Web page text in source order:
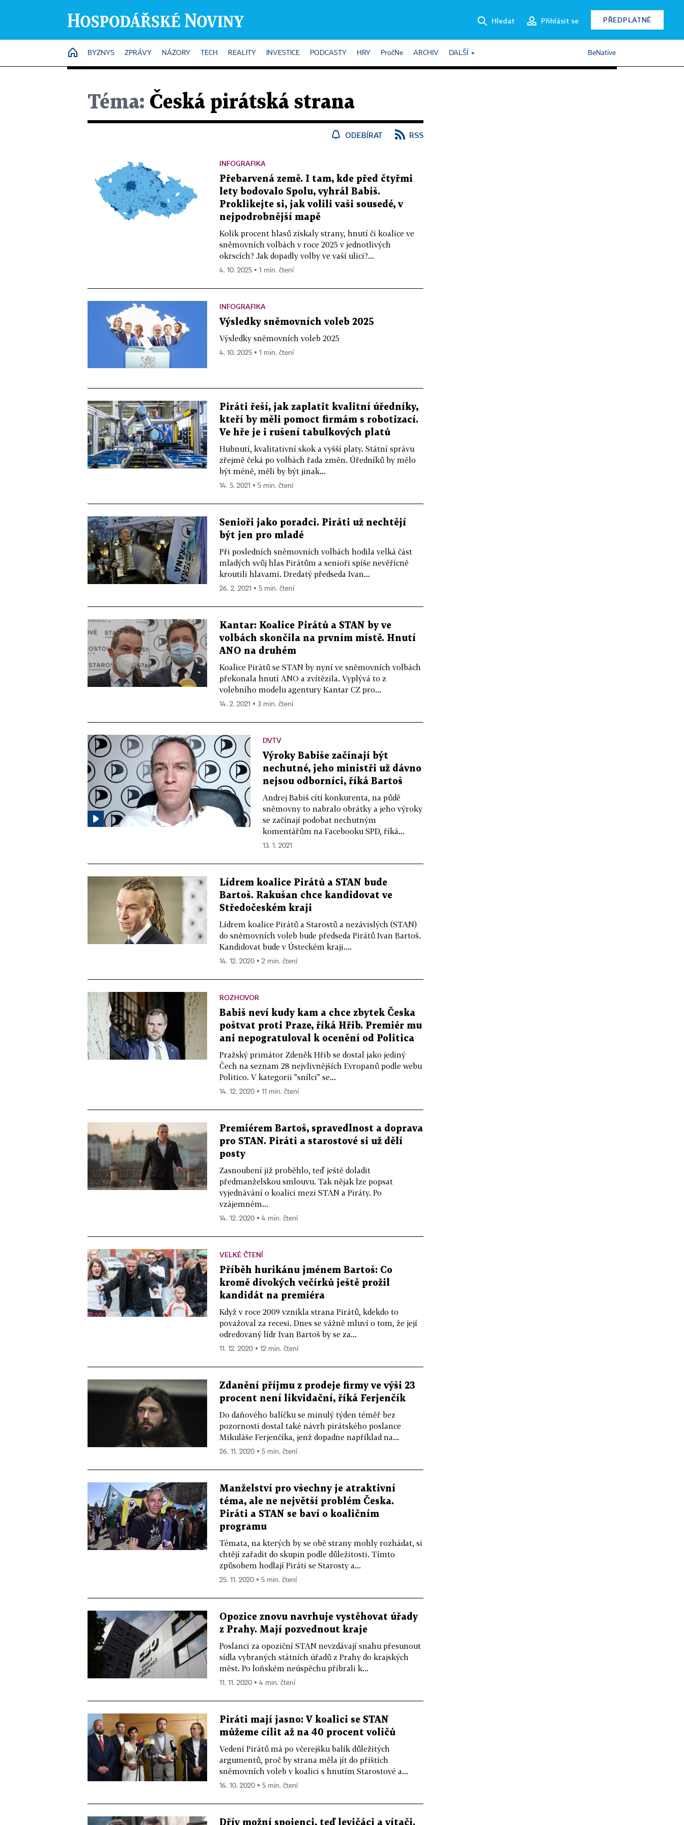
Hledat Přihlásit se PŘEDPLATNÉ
HOME
BYZNYS ZPRÁVY NÁZORY TECH REALITY INVESTICE PODCASTY HRY PročNe ARCHIV DALŠÍ BeNative
Téma: Česká pirátská strana
ODEBÍRAT RSS
INFOGRAFIKA
Přebarvená země. I tam, kde před čtyřmi
lety bodovalo Spolu, vyhrál Babiš.
Proklikejte si, jak volili vaši sousedé, v
nejpodrobnější mapě
Kolik procent hlasů získaly strany, hnutí či koalice ve
sněmovních volbách v roce 2025 v jednotlivých
okrscích? Jak dopadly volby ve vaší ulici?...
4. 10. 2025 ▪ 1 min. čtení
INFOGRAFIKA
Výsledky sněmovních voleb 2025
Výsledky sněmovních voleb 2025
4. 10. 2025 ▪ 1 min. čtení
Piráti řeší, jak zaplatit kvalitní úředníky,
kteří by měli pomoct firmám s robotizací.
Ve hře je i rušení tabulkových platů
Hubnutí, kvalitativní skok a vyšší platy. Státní správu
zřejmě čeká po volbách řada změn. Úředníků by mělo
být méně, měli by být jinak...
14. 5. 2021 ▪ 5 min. čtení
Senioři jako poradci. Piráti už nechtějí
být jen pro mladé
Při posledních sněmovních volbách hodila velká část
mladých svůj hlas Pirátům a senioři spíše nevěřícně
kroutili hlavami. Dredatý předseda Ivan...
26. 2. 2021 ▪ 5 min. čtení
Kantar: Koalice Pirátů a STAN by ve
volbách skončila na prvním místě. Hnutí
ANO na druhém
Koalice Pirátů se STAN by nyní ve sněmovních volbách
překonala hnutí ANO a zvítězila. Vyplývá to z
volebního modelu agentury Kantar CZ pro...
14. 2. 2021 ▪ 3 min. čtení
DVTV
Výroky Babiše začínají být
nechutné, jeho ministři už dávno
nejsou odborníci, říká Bartoš
Andrej Babiš cítí konkurenta, na půdě
sněmovny to nabralo obrátky a jeho výroky
se začínají podobat nechutným
komentářům na Facebooku SPD, říká...
13. 1. 2021
Lídrem koalice Pirátů a STAN bude
Bartoš. Rakušan chce kandidovat ve
Středočeském kraji
Lídrem koalice Pirátů a Starostů a nezávislých (STAN)
do sněmovních voleb bude předseda Pirátů Ivan Bartoš.
Kandidovat bude v Ústeckém kraji....
14. 12. 2020 ▪ 2 min. čtení
ROZHOVOR
Babiš neví kudy kam a chce zbytek Česka
poštvat proti Praze, říká Hřib. Premiér mu
ani nepogratuloval k ocenění od Politica
Pražský primátor Zdeněk Hřib se dostal jako jediný
Čech na seznam 28 nejvlivnějších Evropanů podle webu
Politico. V kategorii "snílci" se...
14. 12. 2020 ▪ 11 min. čtení
Premiérem Bartoš, spravedlnost a doprava
pro STAN. Piráti a starostové si už dělí
posty
Zasnoubení již proběhlo, teď ještě doladit
předmanželskou smlouvu. Tak nějak lze popsat
vyjednávání o koalici mezi STAN a Piráty. Po
vzájemném...
14. 12. 2020 ▪ 4 min. čtení
VELKÉ ČTENÍ
Příběh hurikánu jménem Bartoš: Co
kromě divokých večírků ještě prožil
kandidát na premiéra
Když v roce 2009 vznikla strana Pirátů, kdekdo to
považoval za recesi. Dnes se vážně mluví o tom, že její
odredovaný lídr Ivan Bartoš by se za...
11. 12. 2020 ▪ 12 min. čtení
Zdanění příjmu z prodeje firmy ve výši 23
procent není likvidační, říká Ferjenčík
Do daňového balíčku se minulý týden téměř bez
pozornosti dostal také návrh pirátského poslance
Mikuláše Ferjenčíka, jenž dopadne například na...
26. 11. 2020 ▪ 5 min. čtení
Manželství pro všechny je atraktivní
téma, ale ne největší problém Česka.
Piráti a STAN se baví o koaličním
programu
Témata, na kterých by se obě strany mohly rozhádat, si
chtějí zařadit do skupin podle důležitosti. Tímto
způsobem hodlají Piráti se Starosty a...
25. 11. 2020 ▪ 5 min. čtení
Opozice znovu navrhuje vystěhovat úřady
z Prahy. Mají pozvednout kraje
Poslanci za opoziční STAN nevzdávají snahu přesunout
sídla vybraných státních úřadů z Prahy do krajských
měst. Po loňském neúspěchu přibrali k...
11. 11. 2020 ▪ 4 min. čtení
Piráti mají jasno: V koalici se STAN
můžeme cílit až na 40 procent voličů
Vedení Pirátů má po včerejšku balík důležitých
argumentů, proč by strana měla jít do příštích
sněmovních voleb v koalici s hnutím Starostové a...
16. 10. 2020 ▪ 5 min. čtení
Dřív možní spojenci, teď levičáci a vítači.